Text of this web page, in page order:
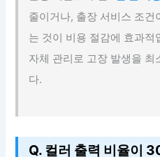
줄이거나, 출장 서비스 조
는 것이 비용 절감에 효과
자체 관리로 고장 발생을 최
다.
Q. 컬러 출력 비율이